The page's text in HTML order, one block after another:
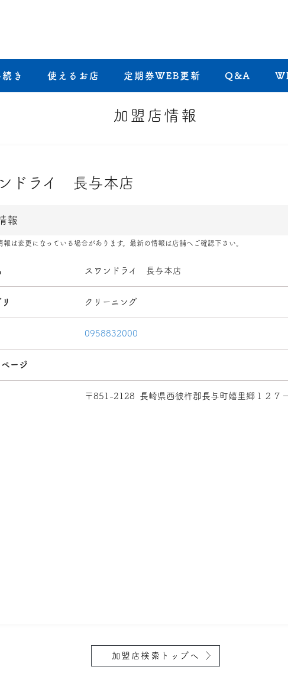
き 使えるお店 定期券WEB更新 Q&A
加盟店情報
ドライ 長与本店
報
は変更になっている場合があります。最新の情報は店舗へご確認下さい。
スワンドライ 長与本店
クリーニング
0958832000
ージ
〒851-2128 長崎県西彼杵郡長与町嬉里郷１２７
加盟店検索トップへ